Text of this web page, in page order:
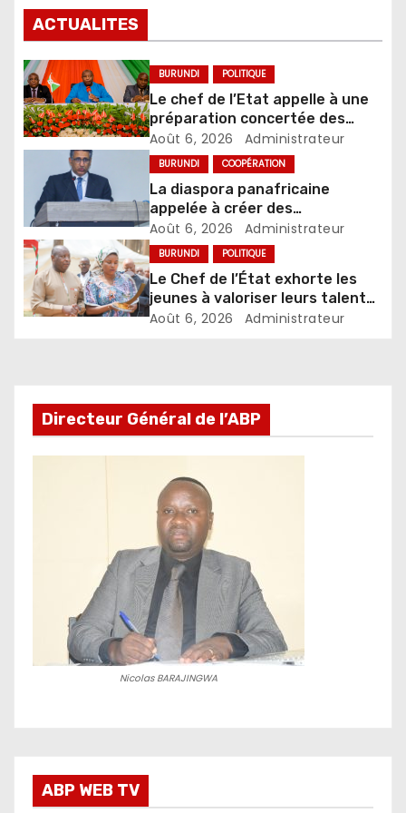
ACTUALITES
BURUNDI POLITIQUE
Le chef de l’Etat appelle à une
préparation concertée des
élections de 2027
Août 6, 2026 Administrateur
BURUNDI COOPÉRATION
La diaspora panafricaine
appelée à créer des
mécanismes favorisant
l’investissement dans les pays
d’origine
Août 6, 2026 Administrateur
BURUNDI POLITIQUE
Le Chef de l’État exhorte les
jeunes à valoriser leurs talents
pour accélérer le
Août 6, 2026 Administrateur
Directeur Général de l’ABP
Nicolas BARAJINGWA
ABP WEB TV